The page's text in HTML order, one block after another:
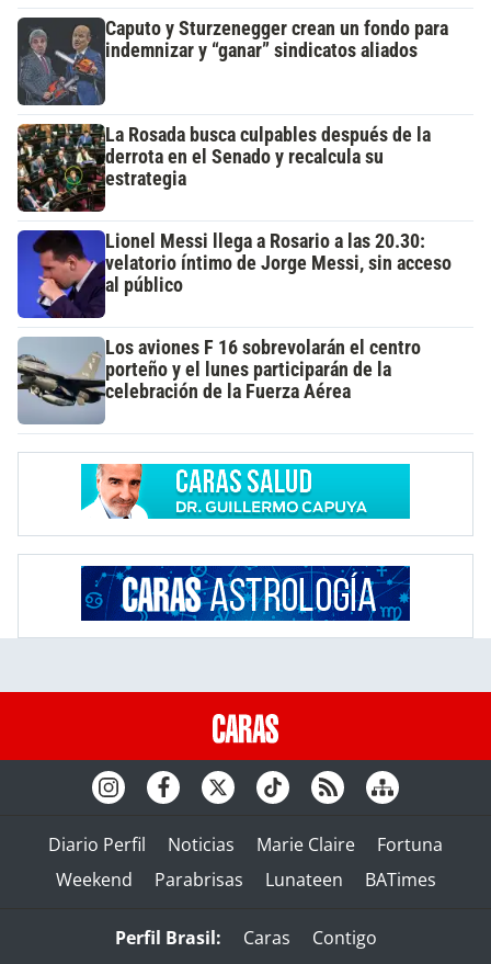
Caputo y Sturzenegger crean un fondo para
indemnizar y “ganar” sindicatos aliados
La Rosada busca culpables después de la
derrota en el Senado y recalcula su
estrategia
Lionel Messi llega a Rosario a las 20.30:
velatorio íntimo de Jorge Messi, sin acceso
al público
Los aviones F 16 sobrevolarán el centro
porteño y el lunes participarán de la
celebración de la Fuerza Aérea
Diario Perfil Noticias Marie Claire
Fortuna
Weekend
Parabrisas Lunateen BATimes
Perfil Brasil: Caras
Contigo